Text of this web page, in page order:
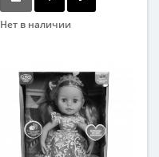
Нет в наличии
Возраст
от 3 лет
Материал
Комбинированный